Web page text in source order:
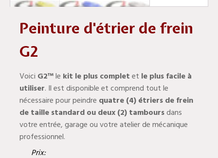
Peinture d'étrier de frein
G2
Voici G2™le kit le plus completet le plus facile à
utiliser. Il est disponible et comprend tout le
nécessaire pour peindre quatre (4) étriers de frein
de taille standard ou deux (2) tamboursdans
votre entrée, garage ou votre atelier de mécanique
professionnel.
Prix: